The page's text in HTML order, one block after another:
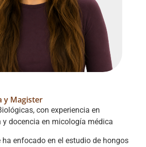
y Magister
con experiencia en
y docencia en micología médica
ha enfocado en el estudio de hongos